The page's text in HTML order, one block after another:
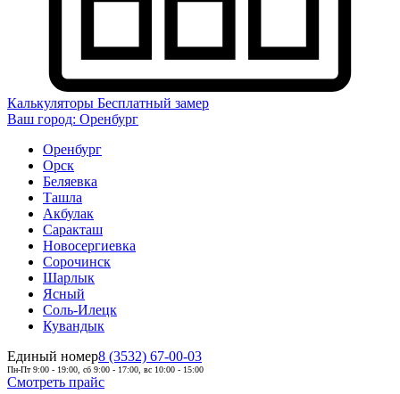
Калькуляторы Бесплатный замер
Ваш город: Оренбург
Оренбург
Орск
Беляевка
Ташла
Акбулак
Саракташ
Новосергиевка
Сорочинск
Шарлык
Ясный
Соль-Илецк
Кувандык
Единый номер8 (3532) 67-00-03
Пн-Пт 9:00 - 19:00, сб 9:00 - 17:00, вс 10:00 - 15:00
Смотреть прайс